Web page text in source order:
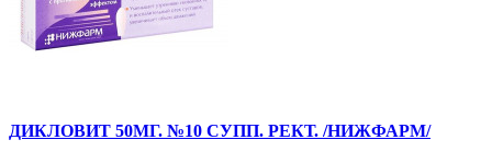
ДИКЛОВИТ 50МГ. №10 СУПП. РЕКТ. /НИЖФАРМ/